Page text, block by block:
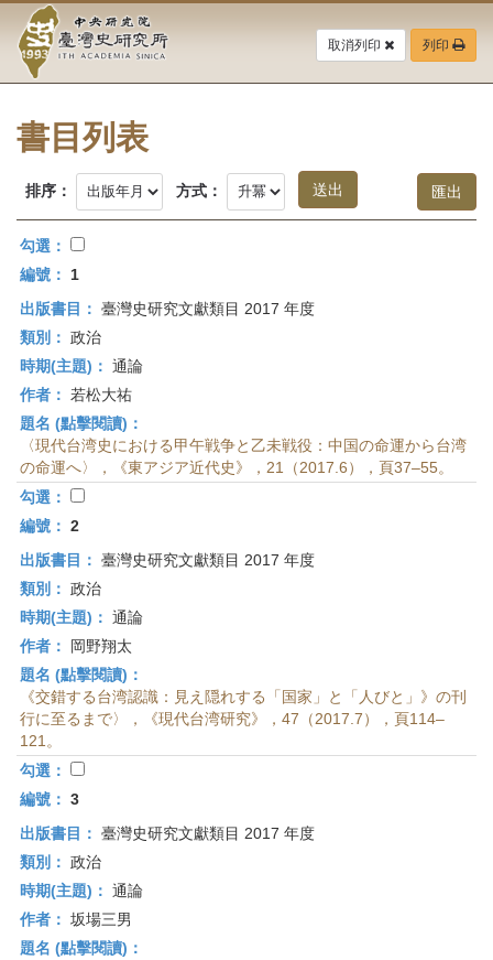
要
中
央
研
究
院-
臺
灣
史
研
究
所-
首
頁
取消列印 列印
書目列表
排序： 方式：
勾選：
編號：
1
出版書目： 臺灣史研究文獻類目 2017 年度
類別： 政治
時期(主題)： 通論
作者： 若松大祐
題名 (點擊閱讀)：
〈現代台湾史における甲午戦争と乙未戦役：中国の命運から台湾
の命運へ〉，《東アジア近代史》，21（2017.6），頁37–55。
勾選：
編號： 2
出版書目： 臺灣史研究文獻類目 2017 年度
類別： 政治
時期(主題)： 通論
作者：
岡野翔太
題名 (點擊閱讀)：
《交錯する台湾認識：見え隠れする「国家」と「人びと」》の刊
行に至るまで〉，《現代台湾研究》，47（2017.7），頁114–
121。
勾選：
編號： 3
出版書目： 臺灣史研究文獻類目 2017 年度
類別： 政治
時期(主題)： 通論
作者： 坂場三男
題名 (點擊閱讀)：